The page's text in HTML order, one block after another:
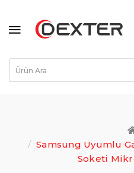
Samsung Uyumlu
Soketi